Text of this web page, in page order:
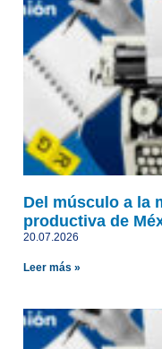
Del músculo a la
productiva de
20.07.2026
Leer más »